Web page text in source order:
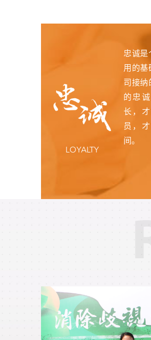
LOYALTY
忠诚是
用的基
司接纳
的忠
长，
员，
间。